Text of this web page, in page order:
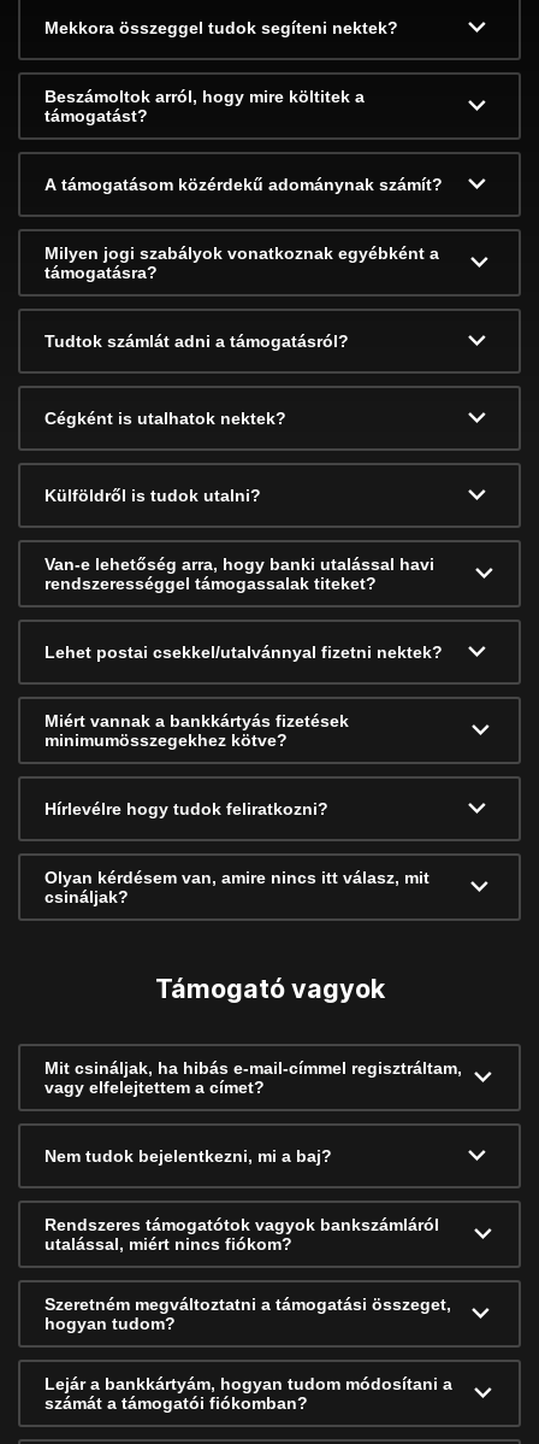
Mekkora összeggel tudok segíteni nektek?
Beszámoltok arról, hogy mire költitek a
támogatást?
A támogatásom közérdekű adománynak számít?
Milyen jogi szabályok vonatkoznak egyébként a
támogatásra?
Tudtok számlát adni a támogatásról?
Cégként is utalhatok nektek?
Külföldről is tudok utalni?
Van-e lehetőség arra, hogy banki utalással havi
rendszerességgel támogassalak titeket?
Lehet postai csekkel/utalvánnyal fizetni nektek?
Miért vannak a bankkártyás fizetések
minimumösszegekhez kötve?
Hírlevélre hogy tudok feliratkozni?
Olyan kérdésem van, amire nincs itt válasz, mit
csináljak?
Támogató vagyok
Mit csináljak, ha hibás e-mail-címmel regisztráltam,
vagy elfelejtettem a címet?
Nem tudok bejelentkezni, mi a baj?
Rendszeres támogatótok vagyok bankszámláról
utalással, miért nincs fiókom?
Szeretném megváltoztatni a támogatási összeget,
hogyan tudom?
Lejár a bankkártyám, hogyan tudom módosítani a
számát a támogatói fiókomban?